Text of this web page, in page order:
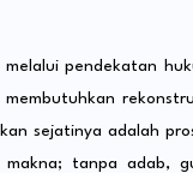
pendekatan
sejatinya adalah
makna; tanpa adab,